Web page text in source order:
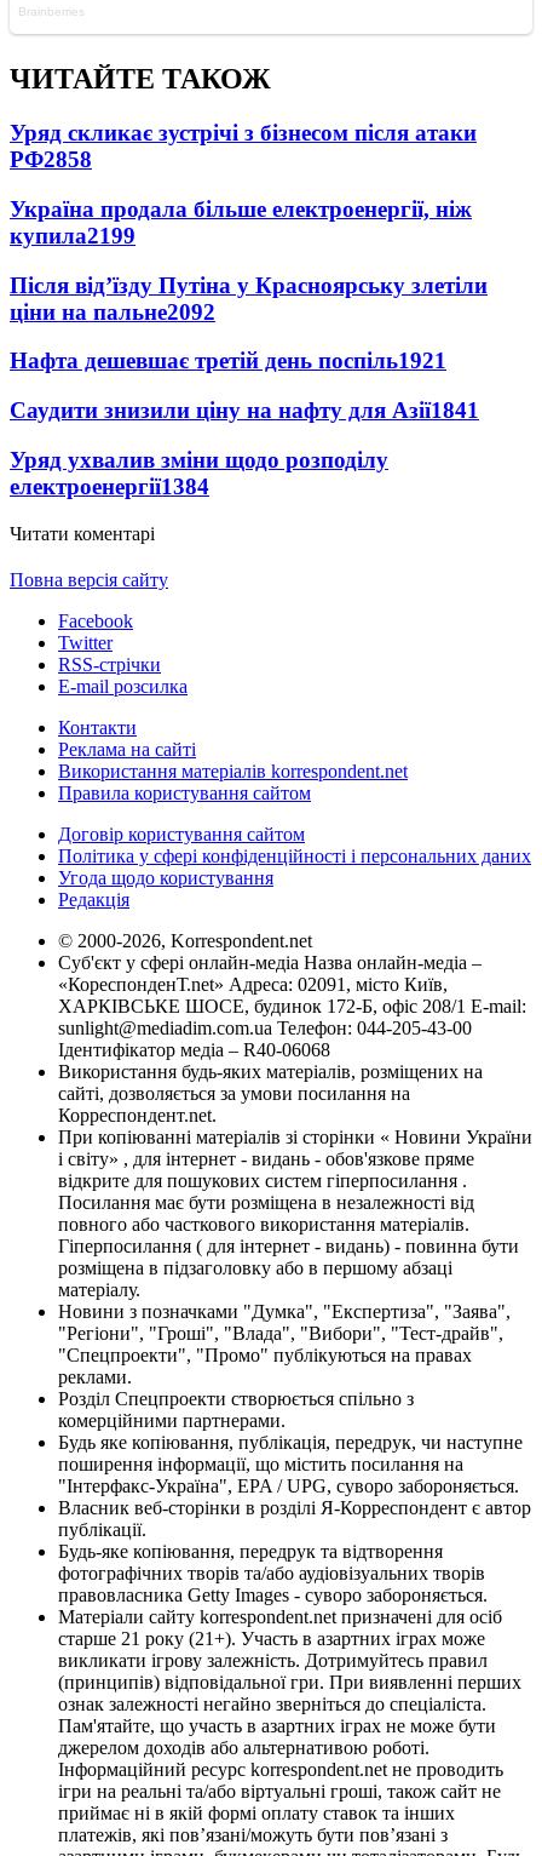
ЧИТАЙТЕ ТАКОЖ
Уряд скликає зустрічі з бізнесом після атаки
РФ2858
Україна продала більше електроенергії, ніж
купила2199
Після від’їзду Путіна у Красноярську злетіли
ціни на пальне2092
Нафта дешевшає третій день поспіль1921
Саудити знизили ціну на нафту для Азії1841
Уряд ухвалив зміни щодо розподілу
електроенергії1384
Читати коментарі
Повна версія сайту
Facebook
Twitter
RSS-стрічки
E-mail розсилка
Контакти
Реклама на сайті
Використання матеріалів korrespondent.net
Правила користування сайтом
Договір користування сайтом
Політика у сфері конфіденційності і персональних даних
Угода щодо користування
Редакція
© 2000-2026, Korrespondent.net
Суб'єкт у сфері онлайн-медіа Назва онлайн-медіа –
«КореспонденТ.net» Адреса: 02091, місто Київ,
ХАРКІВСЬКЕ ШОСЕ, будинок 172-Б, офіс 208/1 E-mail:
sunlight@mediadim.com.ua Телефон: 044-205-43-00
Ідентифікатор медіа – R40-06068
Використання будь-яких матеріалів, розміщених на
сайті, дозволяється за умови посилання на
Корреспондент.net.
При копіюванні матеріалів зі сторінки « Новини України
і світу» , для інтернет - видань - обов'язкове пряме
відкрите для пошукових систем гіперпосилання .
Посилання має бути розміщена в незалежності від
повного або часткового використання матеріалів.
Гіперпосилання ( для інтернет - видань) - повинна бути
розміщена в підзаголовку або в першому абзаці
матеріалу.
Новини з позначками "Думка", "Експертиза", "Заява",
"Регіони", "Гроші", "Влада", "Вибори", "Тест-драйв",
"Спецпроекти", "Промо" публікуються на правах
реклами.
Розділ Спецпроекти створюється спільно з
комерційними партнерами.
Будь яке копіювання, публікація, передрук, чи наступне
поширення інформації, що містить посилання на
"Інтерфакс-Україна", EPA / UPG, суворо забороняється.
Власник веб-сторінки в розділі Я-Корреспондент є автор
публікації.
Будь-яке копіювання, передрук та відтворення
фотографічних творів та/або аудіовізуальних творів
правовласника Getty Images - суворо забороняється.
Матеріали сайту korrespondent.net призначені для осіб
старше 21 року (21+). Участь в азартних іграх може
викликати ігрову залежність. Дотримуйтесь правил
(принципів) відповідальної гри. При виявленні перших
ознак залежності негайно зверніться до спеціаліста.
Пам'ятайте, що участь в азартних іграх не може бути
джерелом доходів або альтернативою роботі.
Інформаційний ресурс korrespondent.net не проводить
ігри на реальні та/або віртуальні гроші, також сайт не
приймає ні в якій формі оплату ставок та інших
платежів, які пов’язані/можуть бути пов’язані з